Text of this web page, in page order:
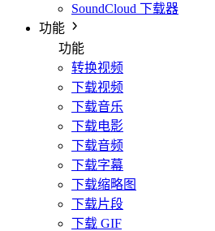
SoundCloud 下载器
功能
功能
转换视频
下载视频
下载音乐
下载电影
下载音频
下载字幕
下载缩略图
下载片段
下载 GIF